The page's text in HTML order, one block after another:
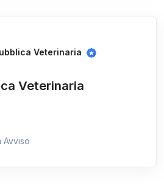
Veterinaria
Veterinaria
Avviso